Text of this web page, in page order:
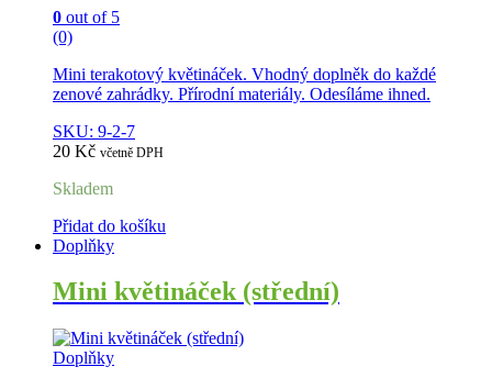
0 out of 5
(0)
Mini terakotový květináček. Vhodný doplněk do každé
zenové zahrádky. Přírodní materiály. Odesíláme ihned.
SKU: 9-2-7
20 Kč včetně DPH
Skladem
Přidat do košíku
Doplňky
Mini květináček (střední)
Doplňky